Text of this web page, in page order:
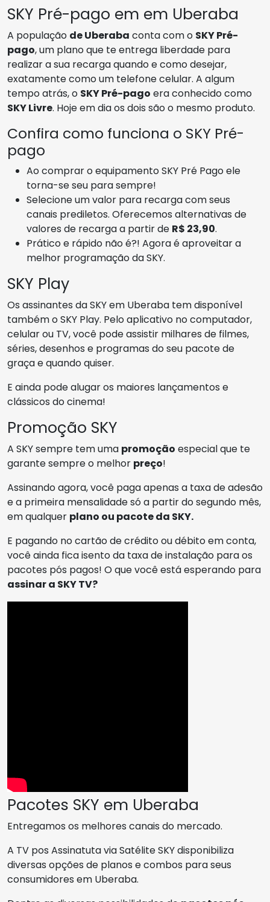
SKY Pré-pago em em Uberaba
A população de Uberaba conta com o SKY Pré-
pago, um plano que te entrega liberdade para
realizar a sua recarga quando e como desejar,
exatamente como um telefone celular. A algum
tempo atrás, o SKY Pré-pago era conhecido como
SKY Livre. Hoje em dia os dois são o mesmo produto.
Confira como funciona o SKY Pré-
pago
Ao comprar o equipamento SKY Pré Pago ele
torna-se seu para sempre!
Selecione um valor para recarga com seus
canais prediletos. Oferecemos alternativas de
valores de recarga a partir de R$ 23,90.
Prático e rápido não é?! Agora é aproveitar a
melhor programação da SKY.
SKY Play
Os assinantes da SKY em Uberaba tem disponível
também o SKY Play. Pelo aplicativo no computador,
celular ou TV, você pode assistir milhares de filmes,
séries, desenhos e programas do seu pacote de
graça e quando quiser.
E ainda pode alugar os maiores lançamentos e
clássicos do cinema!
Promoção SKY
A SKY sempre tem uma promoção especial que te
garante sempre o melhor preço!
Assinando agora, você paga apenas a taxa de adesão
e a primeira mensalidade só a partir do segundo mês,
em qualquer plano ou pacote da SKY.
E pagando no cartão de crédito ou débito em conta,
você ainda fica isento da taxa de instalação para os
pacotes pós pagos! O que você está esperando para
assinar a SKY TV?
Pacotes SKY em Uberaba
Entregamos os melhores canais do mercado.
A TV pos Assinatuta via Satélite SKY disponibiliza
diversas opções de planos e combos para seus
consumidores em Uberaba.